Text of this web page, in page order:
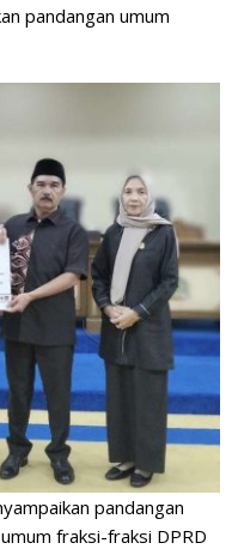
pandangan umum
pandangan
fraksi-fraksi DPRD